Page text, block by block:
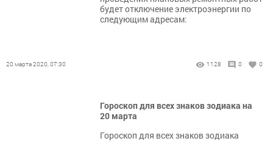
будет отключение электроэнергии по
следующим адресам:
20 марта 2020, 07:30 1128 0 0
Гороскоп для всех знаков зодиака на
20 марта
Гороскоп для всех знаков зодиака